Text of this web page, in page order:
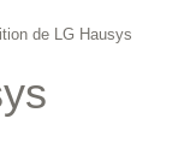
de LG Hausys